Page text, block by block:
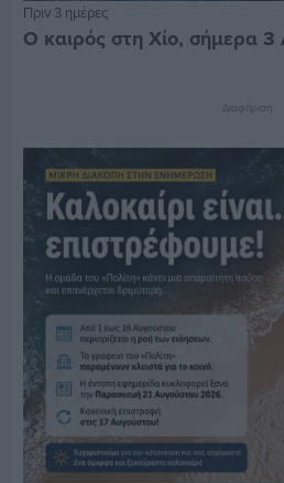
Πριν 3 ημέρες
Ο καιρός στη Χίο, σήμερα
Διαφήμιση